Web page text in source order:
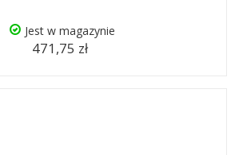
Jest w magazynie
471,75 zł